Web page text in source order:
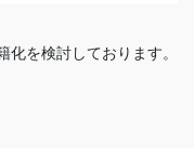
を検討しております。